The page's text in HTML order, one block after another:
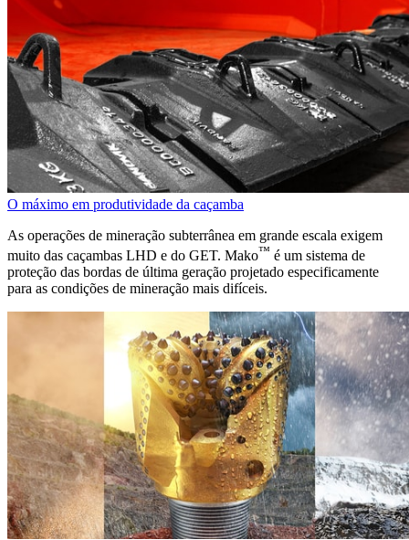
O máximo em produtividade da caçamba
As operações de mineração subterrânea em grande escala exigem
muito das caçambas LHD e do GET. Mako™ é um sistema de
proteção das bordas de última geração projetado especificamente
para as condições de mineração mais difíceis.